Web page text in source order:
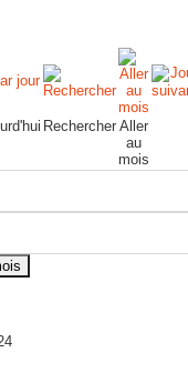
Rechercher Aller
au
mois